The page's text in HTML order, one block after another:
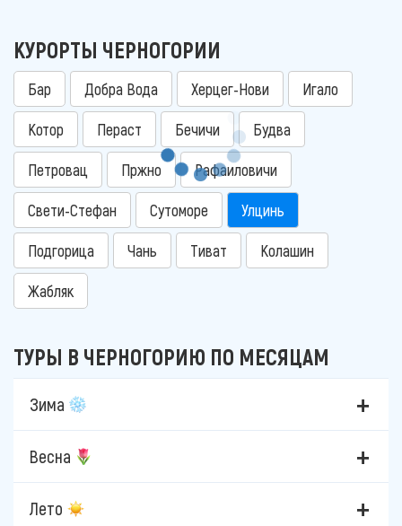
КУРОРТЫ ЧЕРНОГОРИИ
Бар Добра Вода Херцег-Нови Игало
Котор Пераст Бечичи Будва
Петровац Пржно Рафаиловичи
Свети-Стефан Сутоморе Улцинь
Подгорица Чань Тиват Колашин
Жабляк
ТУРЫ В ЧЕРНОГОРИЮ ПО МЕСЯЦАМ
Зима
Весна
Лето